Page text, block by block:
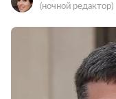
(ночной редактор)